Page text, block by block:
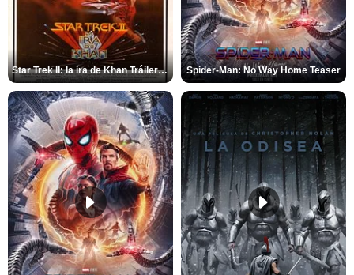
Star Trek II: la ira de Khan Tráiler VO Spider-Man: No Way Home Teaser